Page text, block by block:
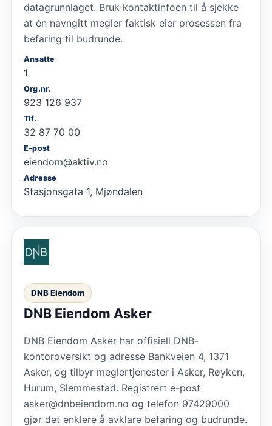
datagrunnlaget. Bruk kontaktinfoen til å sjekke
at én navngitt megler faktisk eier prosessen fra
befaring til budrunde.
Ansatte
1
Org.nr.
923 126 937
Tlf.
32 87 70 00
E-post
eiendom@aktiv.no
Adresse
Stasjonsgata 1, Mjøndalen
DNB Eiendom
DNB Eiendom Asker
DNB Eiendom Asker har offisiell DNB-
kontoroversikt og adresse Bankveien 4, 1371
Asker, og tilbyr meglertjenester i Asker, Røyken,
Hurum, Slemmestad. Registrert e-post
asker@dnbeiendom.no og telefon 97429000
gjør det enklere å avklare befaring og budrunde.